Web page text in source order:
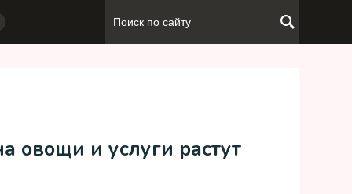
овощи и услуги растут